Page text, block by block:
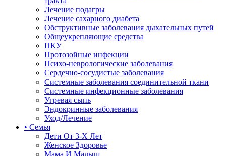
Лечение подагры
Лечение сахарного диабета
Обструктивные заболевания дыхательных путей
Общеукрепляющие средства
ПКУ
Протозойные инфекции
Психо-неврологические заболевания
Сердечно-сосудистые заболевания
Системные заболевания соединительной ткани
Системные инфекционные заболевания
Угревая сыпь
Эндокринные заболевания
Уход/Лечение
• Семья
Дети От 3-Х Лет
Женское Здоровье
Мама И Малыш